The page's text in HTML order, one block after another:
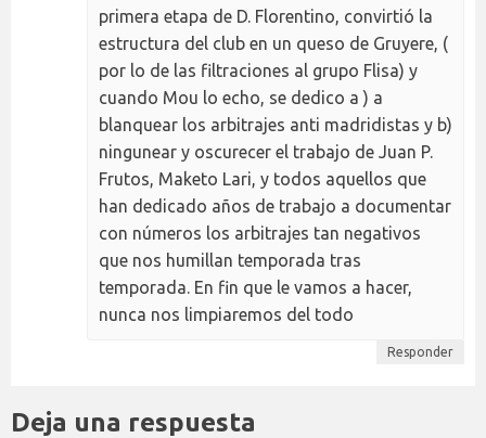
primera etapa de D. Florentino, convirtió la
estructura del club en un queso de Gruyere, (
por lo de las filtraciones al grupo Flisa) y
cuando Mou lo echo, se dedico a ) a
blanquear los arbitrajes anti madridistas y b)
ningunear y oscurecer el trabajo de Juan P.
Frutos, Maketo Lari, y todos aquellos que
han dedicado años de trabajo a documentar
con números los arbitrajes tan negativos
que nos humillan temporada tras
temporada. En fin que le vamos a hacer,
nunca nos limpiaremos del todo
Responder
Deja una respuesta